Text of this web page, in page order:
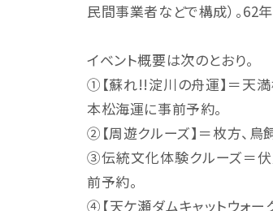
民間事業者などで構成）。62
イベント概要は次のとおり。
①【蘇れ!!淀川の舟運】＝天満
本松海運に事前予約。
②【周遊クルーズ】＝枚方、鳥
③伝統文化体験クルーズ＝伏
前予約。
④【天ケ瀬ダムキャットウォ